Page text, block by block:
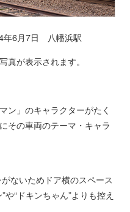
6月7日 八幡浜駅
真が表示されます。
ン」のキャラクターがたく
その車両のテーマ・キャラ
ないためドア横のスペース
“ドキンちゃん”よりも控え